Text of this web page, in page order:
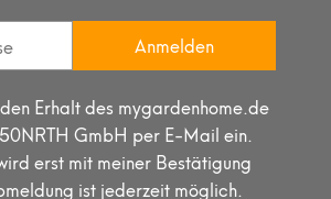
Anmelden
Erhalt des mygardenhome.de
GmbH per E-Mail ein.
erst mit meiner Bestätigung
ist jederzeit möglich.